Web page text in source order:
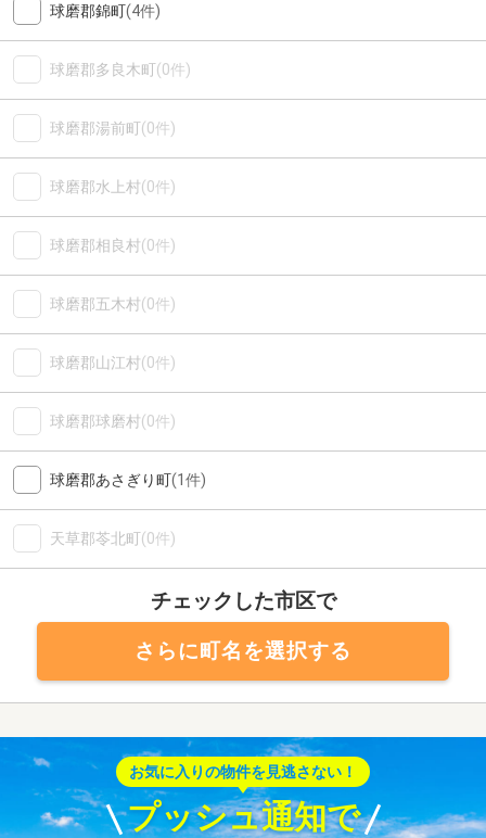
球磨郡錦町(4件)
球磨郡多良木町(0件)
球磨郡湯前町(0件)
球磨郡水上村(0件)
球磨郡相良村(0件)
球磨郡五木村(0件)
球磨郡山江村(0件)
球磨郡球磨村(0件)
球磨郡あさぎり町(1件)
天草郡苓北町(0件)
チェックした市区で
さらに町名を選択する
お気に入りの物件を見逃さない！
プッシュ通知で